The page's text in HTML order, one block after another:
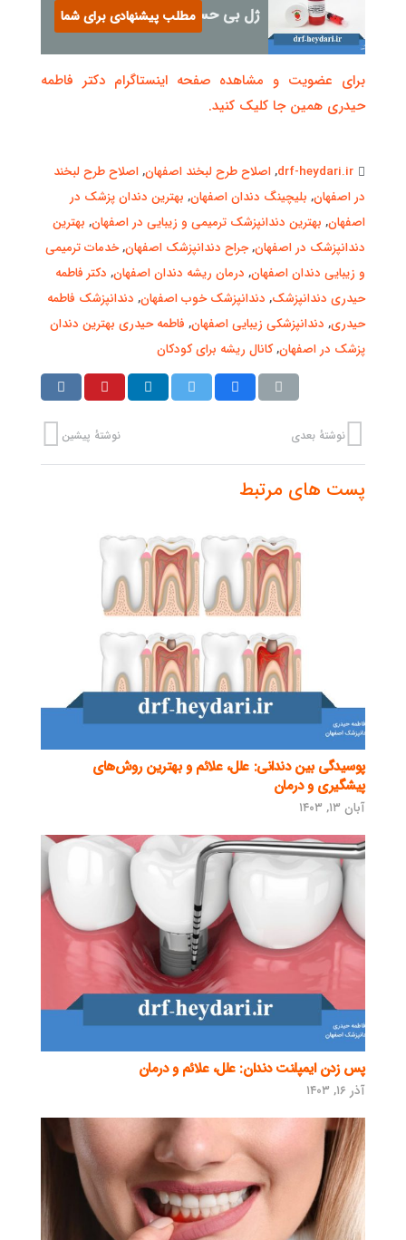
ژل بی حسی دندان کودکان
مطلب پیشنهادی برای شما
برای عضویت و مشاهده صفحه اینستاگرام دکتر فاطمه
حیدری همین جا کلیک کنید.
drf-heydari.ir
,اصلاح طرح لبخند اصفهان,اصلاح طرح لبخند
در اصفهان, بلیچینگ دندان اصفهان, بهترین دندان پزشک در
اصفهان, بهترین دندانپزشک ترمیمی و زیبایی در اصفهان, بهترین
دندانپزشک در اصفهان,جراح دندانپزشک اصفهان,خدمات ترمیمی
و زیبایی دندان اصفهان, درمان ریشه دندان اصفهان, دکتر فاطمه
حیدری دندانپزشک, دندانپزشک خوب اصفهان, دندانپزشک فاطمه
حیدری, دندانپزشکی زیبایی اصفهان, فاطمه حیدری بهترین دندان
پزشک در اصفهان,کانال ریشه برای کودکان
نوشتهٔ پیشین نوشتهٔ بعدی
پست های مرتبط
پوسیدگی بین دندانی: علل، علائم و بهترین روش‌های
پیشگیری و درمان
آبان ۱۳, ۱۴۰۳
پس زدن ایمپلنت دندان: علل، علائم و درمان
آذر ۱۶, ۱۴۰۳